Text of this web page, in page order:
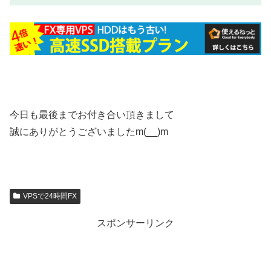
今日も最後までお付き合い頂きまして
誠にありがとうございましたm(__)m
VPSで24時間FX
スポンサーリンク